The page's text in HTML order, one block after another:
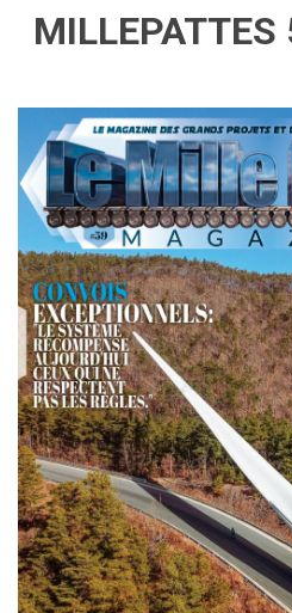
MILLEPATTES